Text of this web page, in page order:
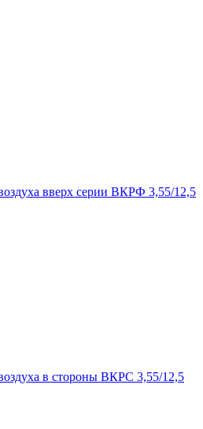
вверх серии ВКРФ 3,55/12,5
в стороны ВКРС 3,55/12,5